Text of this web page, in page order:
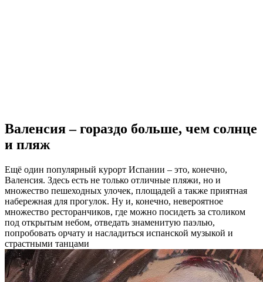
Валенсия – гораздо больше, чем солнце
и пляж
Ещё один популярный курорт Испании – это, конечно,
Валенсия. Здесь есть не только отличные пляжи, но и
множество пешеходных улочек, площадей а также приятная
набережная для прогулок. Ну и, конечно, невероятное
множество ресторанчиков, где можно посидеть за столиком
под открытым небом, отведать знаменитую паэлью,
попробовать орчату и насладиться испанской музыкой и
страстными танцами